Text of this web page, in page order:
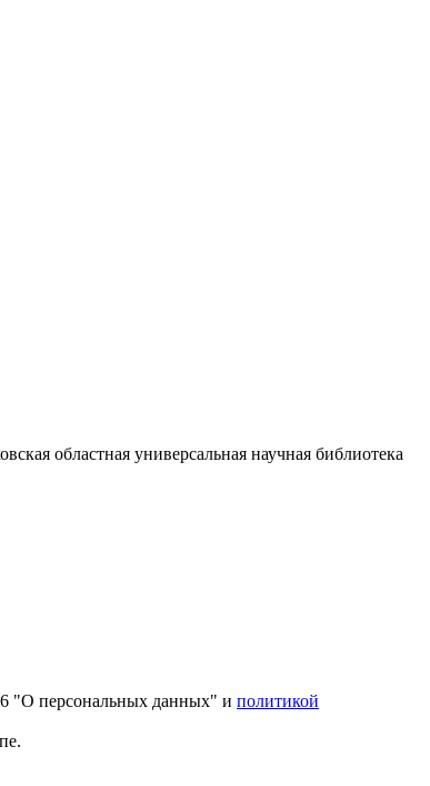
областная универсальная научная библиотека
"О персональных данных" и политикой